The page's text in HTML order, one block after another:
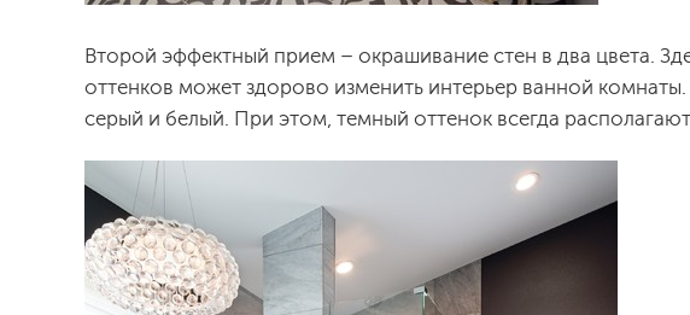
Второй эффектный прием – окрашивание стен в два цвета.
оттенков может здорово изменить интерьер ванной
серый и белый. При этом, темный оттенок всегда